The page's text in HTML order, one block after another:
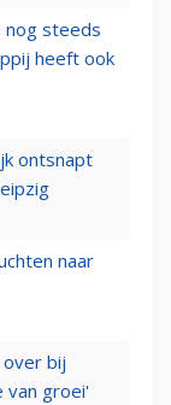
nog steeds
heeft ook
ontsnapt
naar
bij
van groei'